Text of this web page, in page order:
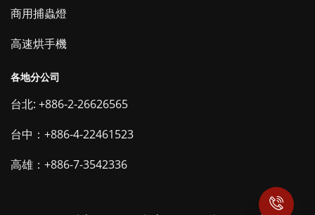
商用捕蟲燈
高速烘手機
各地分公司
台北: +886-2-26626565
台中：+886-4-22461523
高雄：+886-7-3542336